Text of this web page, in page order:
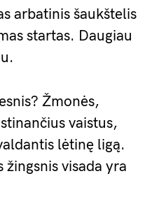
arbatinis šaukštelis
startas. Daugiau
Žmonės,
vaistus,
lėtinę ligą.
žingsnis visada yra